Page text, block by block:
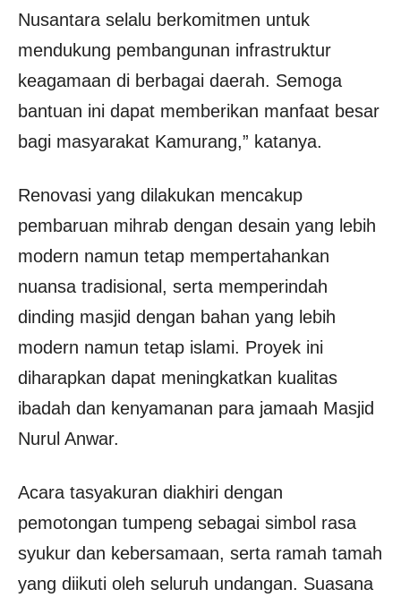
Nusantara selalu berkomitmen untuk
mendukung pembangunan infrastruktur
keagamaan di berbagai daerah. Semoga
bantuan ini dapat memberikan manfaat besar
bagi masyarakat Kamurang,” katanya.
Renovasi yang dilakukan mencakup
pembaruan mihrab dengan desain yang lebih
modern namun tetap mempertahankan
nuansa tradisional, serta memperindah
dinding masjid dengan bahan yang lebih
modern namun tetap islami. Proyek ini
diharapkan dapat meningkatkan kualitas
ibadah dan kenyamanan para jamaah Masjid
Nurul Anwar.
Acara tasyakuran diakhiri dengan
pemotongan tumpeng sebagai simbol rasa
syukur dan kebersamaan, serta ramah tamah
yang diikuti oleh seluruh undangan. Suasana